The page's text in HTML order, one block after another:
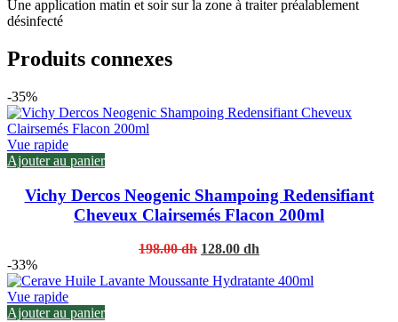
Une application matin et soir sur la zone à traiter préalablement
désinfecté
Produits connexes
-35%
Vue rapide
Ajouter au panier
Vichy Dercos Neogenic Shampoing Redensifiant
Cheveux Clairsemés Flacon 200ml
198.00dh Original
was:
128.00 dh
is:
-33%
Vue rapide
Ajouter au panier